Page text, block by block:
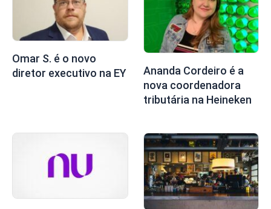
Omar S. é o novo
diretor executivo na EY
Ananda Cordeiro é a
nova coordenadora
tributária na Heineken